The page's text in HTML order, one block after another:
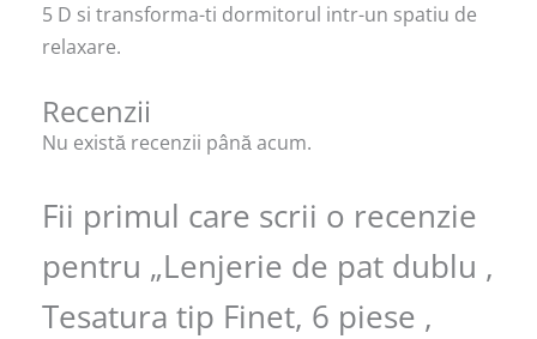
5 D si transforma-ti dormitorul intr-un spatiu de
relaxare.
Recenzii
Nu există recenzii până acum.
Fii primul care scrii o recenzie
pentru „Lenjerie de pat dublu ,
Tesatura tip Finet, 6 piese ,